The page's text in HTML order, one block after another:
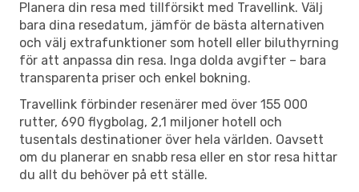
Planera din resa med tillförsikt med Travellink. Välj
bara dina resedatum, jämför de bästa alternativen
och välj extrafunktioner som hotell eller biluthyrning
för att anpassa din resa. Inga dolda avgifter – bara
transparenta priser och enkel bokning.
Travellink förbinder resenärer med över 155 000
rutter, 690 flygbolag, 2,1 miljoner hotell och
tusentals destinationer över hela världen. Oavsett
om du planerar en snabb resa eller en stor resa hittar
du allt du behöver på ett ställe.